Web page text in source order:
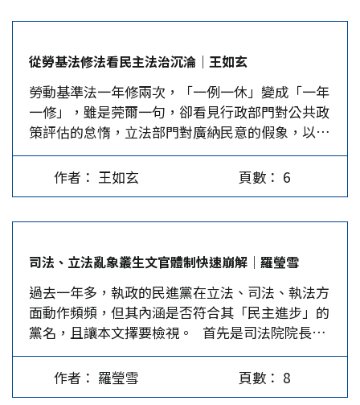
作主、對內多元競爭對外團結一致。蔡英文也於26
日進一步說「台灣意識除了台灣主體意識外，照顧
年輕人的居住權利也是台灣價值」 。 從以上眾說
紛紜可知，「價值」從來就不是單一固定的，它不
僅會因地制宜，而且即使在同一地，價值也會隨著
時空環境轉變有所不同，而台灣引以為傲的「民主
自由是普世價值」，可能只是一句空話。 誰也不
會否認，在當下談台灣價值，必須先確保台灣能永
待。不過，仔細觀察民進黨過去600天的全面執
政，以上這些人民最基本的要求，居然沒有一項達
標。 從年金改革、促轉條例、勞基法二度修法，
可看到立法偏頗、文官體制崩解，民主政治沉淪，
這已使藍綠、統獨、階級更加撕裂；「新南向」幾
乎收攤，對外經貿發展不力，更使台灣經濟困境難
解，青年與人才大量出走。尤其，蔡政府不顧台灣
人民對兩岸和平、互助雙贏的期盼，總以為在美日
從勞基法修法看民主法治沉淪｜王如玄
勞動基準法一年修兩次，「一例一休」變成「一年
一修」，雖是莞爾一句，卻看見行政部門對公共政
策評估的怠惰，立法部門對廣納民意的假象，以及
人民對民主政治的失望。更令人憂心的是，這會不
會成為台灣法制運作的常態？ 自民進黨政府上任
後，勞基法修法，這個號稱要兌現蔡英文「落實周
給她的勞工情何以堪？ 公共政策制定粗糙隨便 勞
基法修法問題重重。首先是行政機關的專業薄如
紙，禁不起輿論的檢驗。前年首創的「一例一
休」，尚存在著「縮減工時」及「以價制量」的價
值，也守住輪班間隔11小時讓勞工充分休息的健康
權保護，惟其錯誤之處不在實質內容，而在欠缺社
會溝通及未妥善評估實施時間，以致讓各行各業措
手不及。然而，不到一年時間這些價值就被捨棄
作者： 王如玄 頁數： 6
司法、立法亂象叢生文官體制快速崩解｜羅瑩雪
過去一年多，執政的民進黨在立法、司法、執法方
面動作頻頻，但其內涵是否符合其「民主進步」的
黨名，且讓本文擇要檢視。 首先是司法院院長的
選任。綠營最早屬意的是卸任大法官許宗力，但礙
於憲法有大法官不得連任之規定，蔡英文改提謝文
定。然謝因政黨色彩不夠鮮明，遭民進黨掌控的立
作者： 羅瑩雪 頁數： 8